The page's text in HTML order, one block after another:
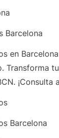
Barcelona
en
Transforma
¡Consulta
Barcelona